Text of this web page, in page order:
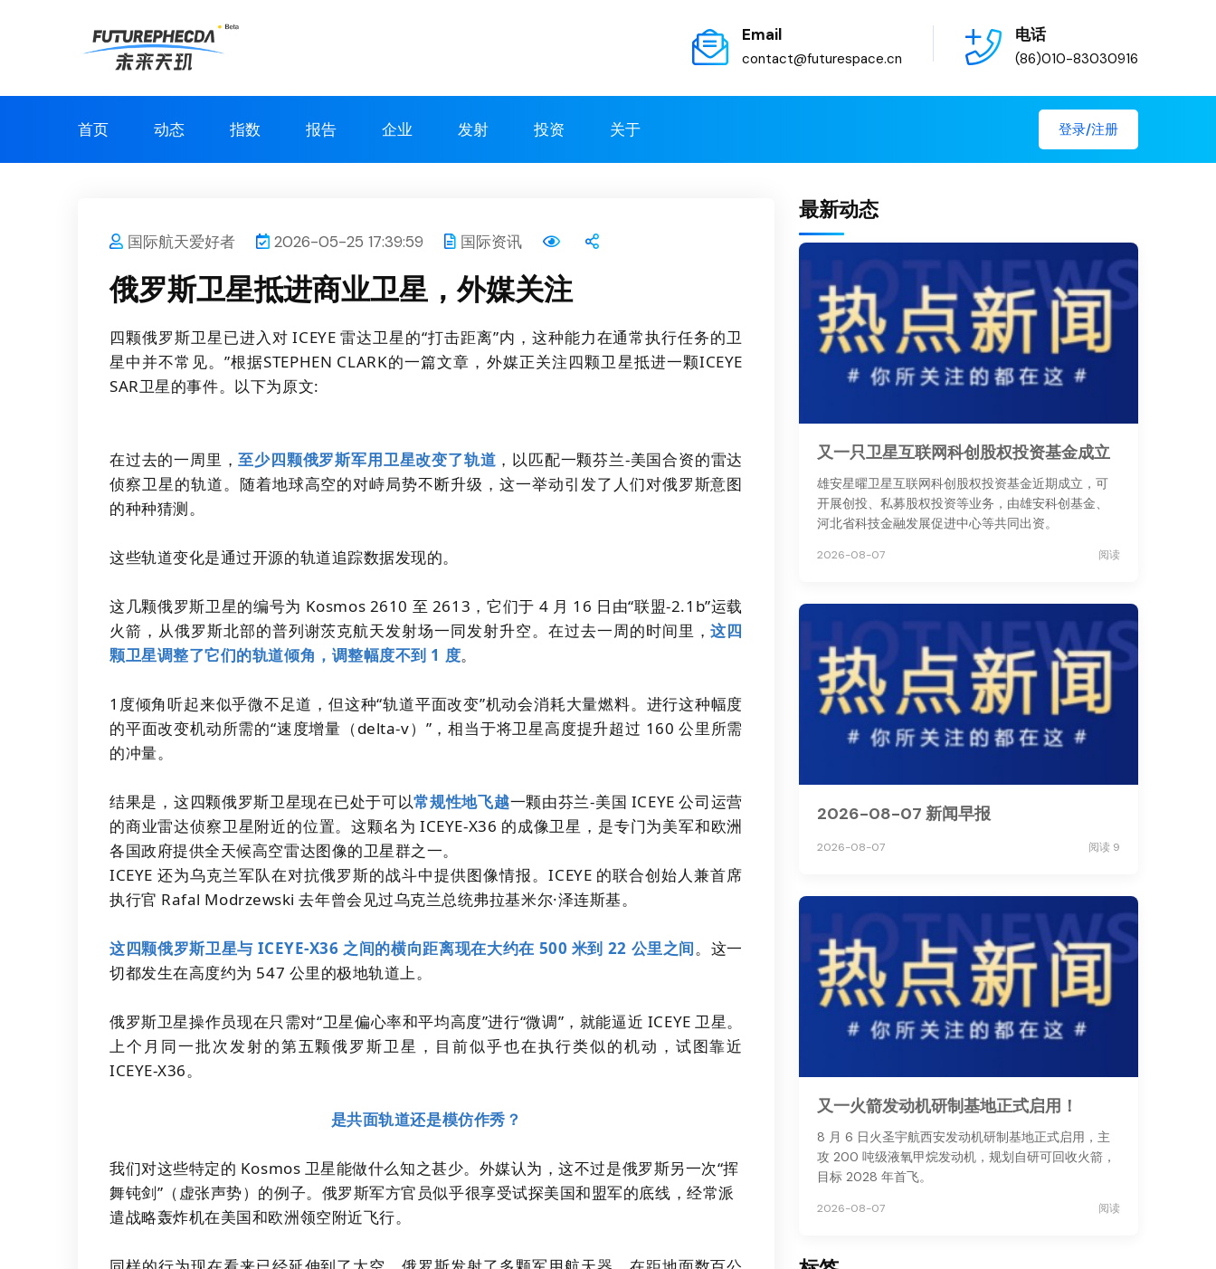
Email
contact@futurespace.cn
电话
(86)010-83030916
首页 动态 指数 报告 企业 发射 投资 关于 登录/注册
国际航天爱好者 2026-05-25 17:39:59 国际资讯
俄罗斯卫星抵进商业卫星，外媒关注
四颗俄罗斯卫星已进入对 ICEYE 雷达卫星的“打击距离”内， 这种能力在通常执行任务的卫
星中并不常见。”根据STEPHEN CLARK的一篇文章，外媒正关注四颗卫星抵进一颗ICEYE
SAR卫星的事件。以下为原文:
在过去的一周里，至少四颗俄罗斯军用卫星改变了轨道 ，以匹配一颗芬兰-美国合资的雷达
侦察卫星的轨道。随着地球高空的对峙局势不断升级，这一举动引发了人们对俄罗斯意图
的种种猜测。
这些轨道变化是通过开源的轨道追踪数据发现的。
这几颗俄罗斯卫星的编号为 Kosmos 2610 至 2613，它们于 4 月 16 日由“联盟-2.1b”运载
火箭，从俄罗斯北部的普列谢茨克航天发射场一同发射升空。在过去一周的时间里，这四
颗卫星调整了它们的轨道倾角，调整幅度不到 1 度。
1度倾角听起来似乎微不足道，但这种“轨道平面改变”机动会消耗大量燃料。进行这种幅度
的平面改变机动所需的“速度增量（delta-v）”，相当于将卫星高度提升超过 160 公里所需
的冲量。
结果是，这四颗俄罗斯卫星现在已处于可以常规性地飞越一颗由芬兰-美国 ICEYE 公司运营
的商业雷达侦察卫星附近的位置。这颗名为 ICEYE-X36 的成像卫星，是专门为美军和欧洲
各国政府提供全天候高空雷达图像的卫星群之一。
ICEYE 还为乌克兰军队在对抗俄罗斯的战斗中提供图像情报。ICEYE 的联合创始人兼首席
执行官 Rafal Modrzewski 去年曾会见过乌克兰总统弗拉基米尔·泽连斯基。
这四颗俄罗斯卫星与 ICEYE-X36 之间的横向距离现在大约在 500 米到 22 公里之间。这一
切都发生在高度约为 547 公里的极地轨道上。
俄罗斯卫星操作员现在只需对“卫星偏心率和平均高度”进行“微调”，就能逼近 ICEYE 卫星。
上个月同一批次发射的第五颗俄罗斯卫星，目前似乎也在执行类似的机动，试图靠近
ICEYE-X36。
是共面轨道还是模仿作秀？
我们对这些特定的 Kosmos 卫星能做什么知之甚少。外媒认为，这不过是俄罗斯另一次“挥
舞钝剑”（虚张声势）的例子。俄罗斯军方官员似乎很享受试探美国和盟军的底线，经常派
遣战略轰炸机在美国和欧洲领空附近飞行。
最新动态
又一只卫星互联网科创股权投资基金成立
雄安星曜卫星互联网科创股权投资基金近期成立，可
开展创投、私募股权投资等业务，由雄安科创基金、
河北省科技金融发展促进中心等共同出资。
2026-08-07 阅读
2026-08-07 新闻早报
2026-08-07 阅读 9
又一火箭发动机研制基地正式启用！
8 月 6 日火圣宇航西安发动机研制基地正式启用，主
攻 200 吨级液氧甲烷发动机，规划自研可回收火箭，
目标 2028 年首飞。
2026-08-07 阅读